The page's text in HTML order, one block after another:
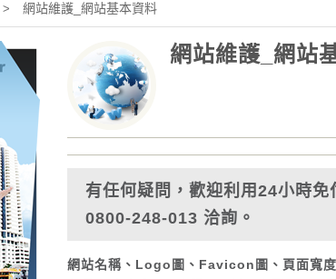
> 網站維護_網站基本資料
網站維護_網站
有任何疑問，歡迎利用24小時免
0800-248-013 洽詢。
網站名稱、Logo圖、Favicon圖、頁面寬